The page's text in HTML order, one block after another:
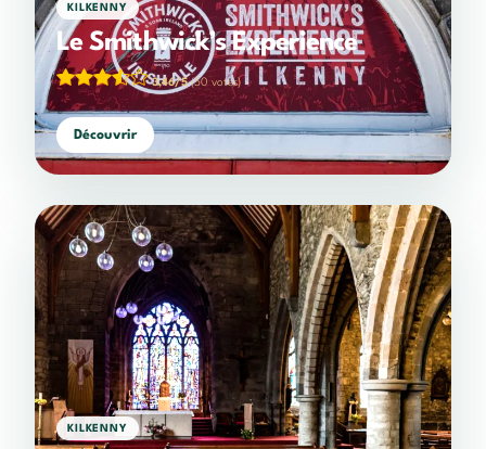
KILKENNY
Le Smithwick’s Experience
3,46/5(50 votes)
Découvrir
KILKENNY